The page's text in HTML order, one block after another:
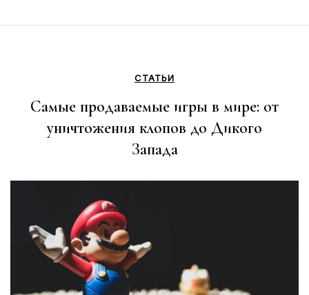
СТАТЬИ
Самые продаваемые игры в мире: от
уничтожения клопов до Дикого
Запада